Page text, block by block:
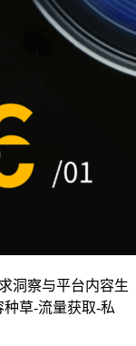
洞察与平台内容生
草-流量获取-私